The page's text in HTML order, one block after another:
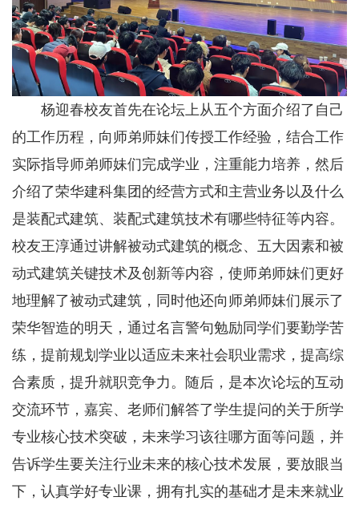
杨迎春校友首先在论坛上从五个方面介绍了自己
的工作历程，向师弟师妹们传授工作经验，结合工作
实际指导师弟师妹们完成学业，注重能力培养，然后
介绍了荣华建科集团的经营方式和主营业务以及什么
是装配式建筑、装配式建筑技术有哪些特征等内容。
校友王淳通过讲解被动式建筑的概念、五大因素和被
动式建筑关键技术及创新等内容，使师弟师妹们更好
地理解了被动式建筑，同时他还向师弟师妹们展示了
荣华智造的明天，通过名言警句勉励同学们要勤学苦
练，提前规划学业以适应未来社会职业需求，提高综
合素质，提升就职竞争力。随后，是本次论坛的互动
交流环节，嘉宾、老师们解答了学生提问的关于所学
专业核心技术突破，未来学习该往哪方面等问题，并
告诉学生要关注行业未来的核心技术发展，要放眼当
下，认真学好专业课，拥有扎实的基础才是未来就业